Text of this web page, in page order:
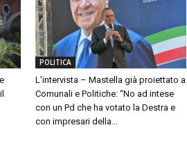
POLITICA
L’intervista – Mastella già proiettato a
Comunali e Politiche: “No ad intese
con un Pd che ha votato la Destra e
con impresari della...